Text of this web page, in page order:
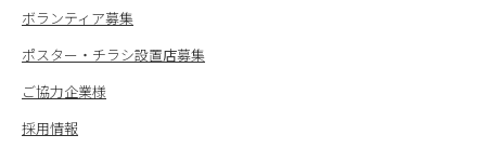
ボランティア募集
ポスター・チラシ設置店募集
ご協力企業様
採用情報